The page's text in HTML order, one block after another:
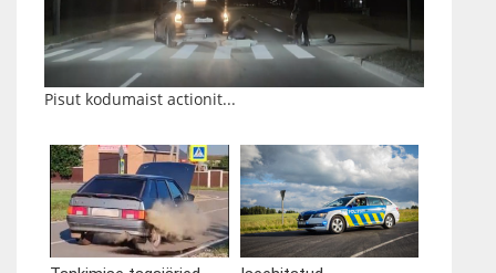
Pisut kodumaist actionit...